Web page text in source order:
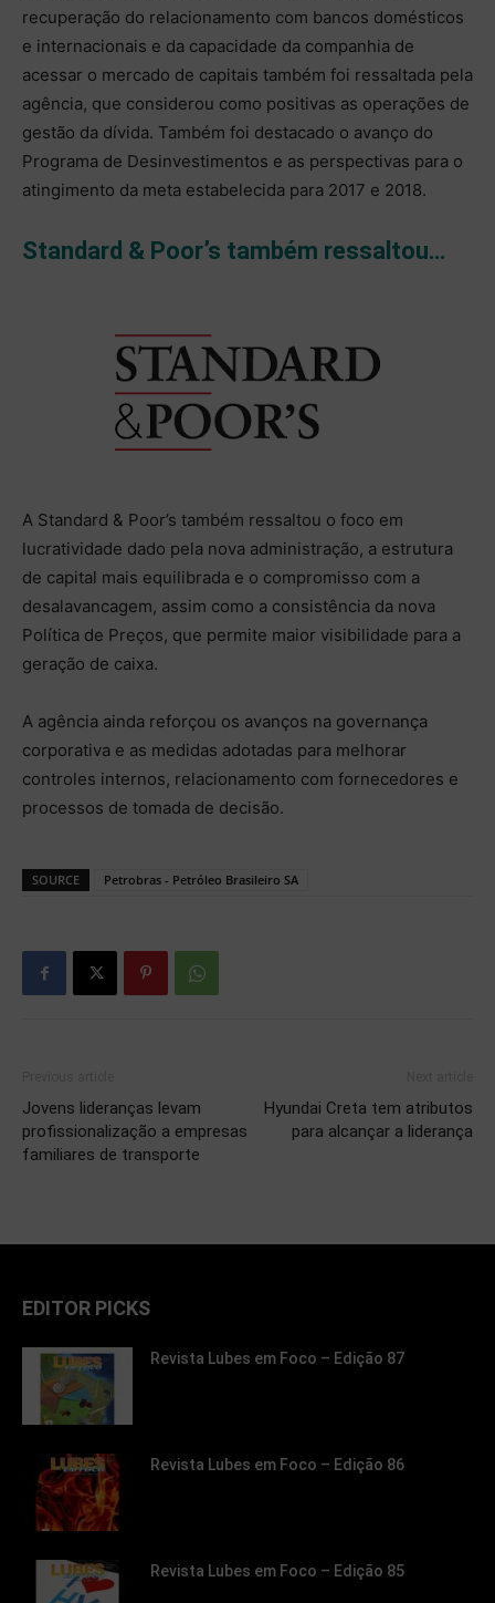
recuperação do relacionamento com bancos domésticos
e internacionais e da capacidade da companhia de
acessar o mercado de capitais também foi ressaltada pela
agência, que considerou como positivas as operações de
gestão da dívida. Também foi destacado o avanço do
Programa de Desinvestimentos e as perspectivas para o
atingimento da meta estabelecida para 2017 e 2018.
Standard & Poor’s também ressaltou…
A Standard & Poor’s também ressaltou o foco em
lucratividade dado pela nova administração, a estrutura
de capital mais equilibrada e o compromisso com a
desalavancagem, assim como a consistência da nova
Política de Preços, que permite maior visibilidade para a
geração de caixa.
A agência ainda reforçou os avanços na governança
corporativa e as medidas adotadas para melhorar
controles internos, relacionamento com fornecedores e
processos de tomada de decisão.
SOURCE Petrobras - Petróleo Brasileiro SA
Jovens lideranças levam
profissionalização a empresas
familiares de transporte
Hyundai Creta tem atributos
para alcançar a liderança
EDITOR PICKS
Revista Lubes em Foco – Edição 87
Revista Lubes em Foco – Edição 86
Revista Lubes em Foco – Edição 85